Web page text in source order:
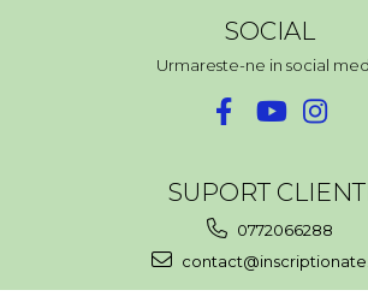
SOCIAL
Urmareste-ne in social
SUPORT
0772066288